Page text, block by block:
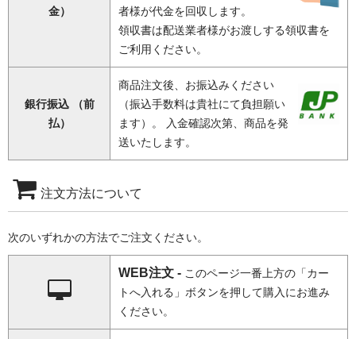
金）
者様が代金を回収します。
領収書は配送業者様がお渡しする領収書を
ご利用ください。
銀行振込 （前
払）
商品注文後、お振込みください
（振込手数料は貴社にて負担願い
ます）。 入金確認次第、商品を発
送いたします。
注文方法について
次のいずれかの方法でご注文ください。
WEB注文 - このページ一番上方の「カー
トへ入れる」ボタンを押して購入にお進み
ください。